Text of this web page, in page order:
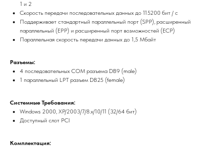
1 и 2
Скорость передачи последовательных данных до 115200 бит / с
Поддерживает стандартный параллельный порт (SPP), расширенный
параллельный (EPP) и расширенный порт возможностей (ECP)
Параллельная скорость передачи данных до 1,5 Мбайт
Разъемы:
4 последовательных COM разъема DB9 (male)
1 параллельный LPT разъем DB25 (female)
Системные Требования:
Windows 2000, XP/2003/7/8.x/10/11 (32/64 бит)
Доступный слот PCI
Комплектация: